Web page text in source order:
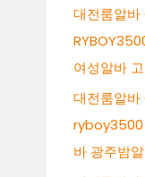
대전룸알바
여성알바
대전룸알바
ryboy3500
바 광주밤